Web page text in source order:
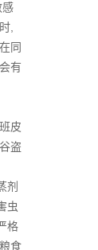
感
,
同
有
皮
盗
剂
虫
格
食